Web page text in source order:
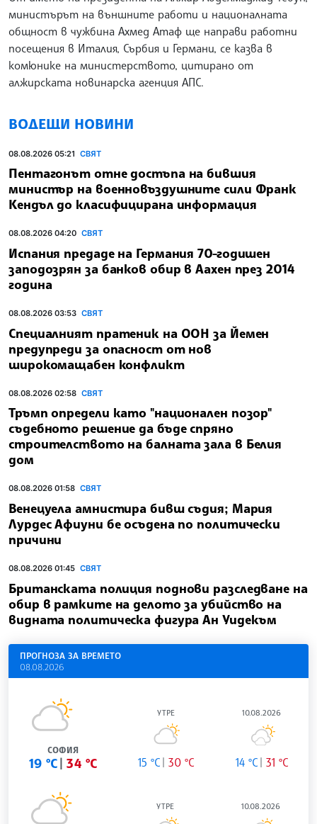
министърът на външните работи и националната
общност в чужбина Ахмед Атаф ще направи работни
посещения в Италия, Сърбия и Германи, се казва в
комюнике на министерството, цитирано от
алжирската новинарска агенция АПС.
ВОДЕЩИ НОВИНИ
08.08.2026 05:21 СВЯТ
Пентагонът отне достъпа на бившия
министър на военновъздушните сили Франк
Кендъл до класифицирана информация
08.08.2026 04:20 СВЯТ
Испания предаде на Германия 70-годишен
заподозрян за банков обир в Аахен през 2014
година
08.08.2026 03:53 СВЯТ
Специалният пратеник на ООН за Йемен
предупреди за опасност от нов
широкомащабен конфликт
08.08.2026 02:58 СВЯТ
Тръмп определи като "национален позор"
съдебното решение да бъде спряно
строителството на балната зала в Белия
дом
08.08.2026 01:58 СВЯТ
Венецуела амнистира бивш съдия; Мария
Лурдес Афиуни бе осъдена по политически
причини
08.08.2026 01:45 СВЯТ
Британската полиция поднови разследване на
обир в рамките на делото за убийство на
видната политическа фигура Ан Уидекъм
ПРОГНОЗА ЗА ВРЕМЕТО
08.08.2026
СОФИЯ
19 °C 34 °C
УТРЕ
15 °C 30 °C
10.08.2026
14 °C 31 °C
УТРЕ 10.08.2026